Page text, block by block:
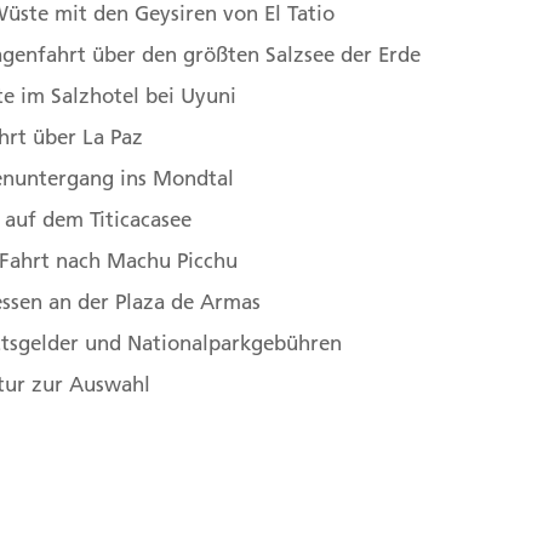
de Santiago, Chile
in die Atacama-Wüste
nach Calama. Auf dem Weg zum Hotel sehen
140 km (F)
mit den Geysiren von El Tatio
über den größten Salzsee der Erde
im Salzhotel bei Uyuni
über La Paz
ins Mondtal
dem Titicacasee
nach Machu Picchu
an der Plaza de Armas
und Nationalparkgebühren
zur Auswahl